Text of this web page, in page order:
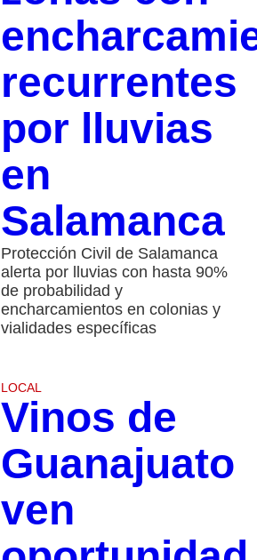
recurrentes
por lluvias
en
Salamanca
Protección Civil de Salamanca
alerta por lluvias con hasta 90%
de probabilidad y
encharcamientos en colonias y
vialidades específicas
LOCAL
Vinos de
Guanajuato
ven